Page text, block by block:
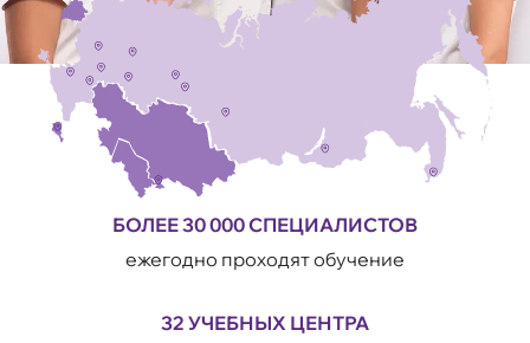
БОЛЕЕ 30 000 СПЕЦИАЛИСТОВ
ежегодно проходят обучение
32 УЧЕБНЫХ ЦЕНТРА